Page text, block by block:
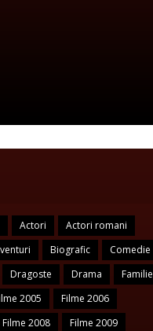
Actori
Actori romani
Biografic
Comedie
Dragoste Drama
Familie
2005
Filme 2006
Filme 2008
Filme 2009